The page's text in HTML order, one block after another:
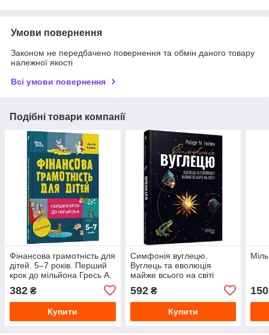
Умови повернення
Законом не передбачено повернення та обмін даного товару
належної якості
Всі умови повернення
Подібні товари компанії
Фінансова грамотність для
дітей. 5–7 років. Перший
крок до мільйона Гресь А.
382 ₴
Купити
Симфонія вуглецю.
Вуглець та еволюція
майже всього на світі
592₴
Купити
150